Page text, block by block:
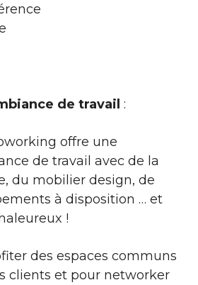
de travail :
offre une
de travail avec de la
du mobilier design, de
à disposition … et
!
des espaces communs
clients et pour networker